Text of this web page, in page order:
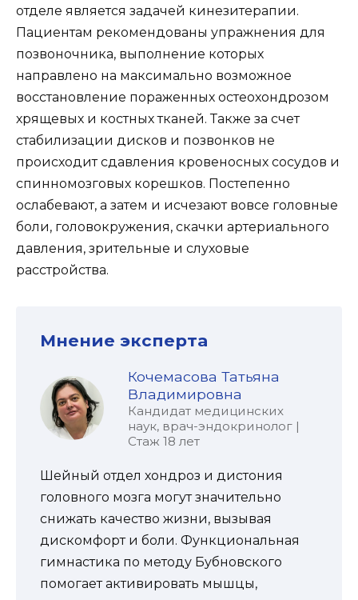
отделе является задачей кинезитерапии.
Пациентам рекомендованы упражнения для
позвоночника, выполнение которых
направлено на максимально возможное
восстановление пораженных остеохондрозом
хрящевых и костных тканей. Также за счет
стабилизации дисков и позвонков не
происходит сдавления кровеносных сосудов и
спинномозговых корешков. Постепенно
ослабевают, а затем и исчезают вовсе головные
боли, головокружения, скачки артериального
давления, зрительные и слуховые
расстройства.
Мнение эксперта
Кочемасова Татьяна
Владимировна
Кандидат медицинских
наук, врач-эндокринолог |
Стаж 18 лет
Шейный отдел хондроз и дистония
головного мозга могут значительно
снижать качество жизни, вызывая
дискомфорт и боли. Функциональная
гимнастика по методу Бубновского
помогает активировать мышцы,